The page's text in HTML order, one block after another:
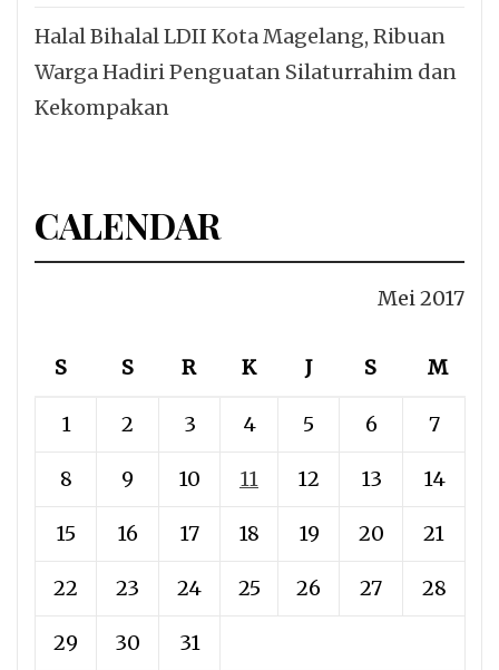
Halal Bihalal LDII Kota Magelang, Ribuan
Warga Hadiri Penguatan Silaturrahim dan
Kekompakan
CALENDAR
Mei 2017
S S R K J S M
1 2 3 4 5 6 7
8 9 10 11 12 13 14
15 16 17 18 19 20 21
22 23 24 25 26 27 28
29 30
31